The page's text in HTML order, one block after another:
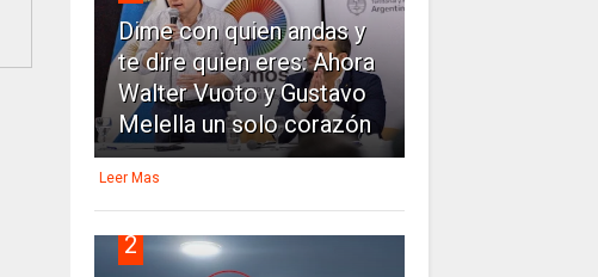
Dime con quien andas y
te dire quien eres: Ahora
Walter Vuoto y Gustavo
Melella un solo corazón
Leer Mas
2